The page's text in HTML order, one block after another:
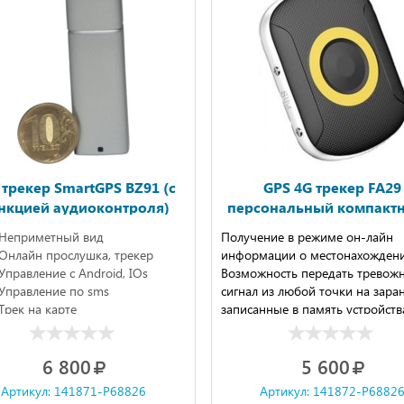
трекер SmartGPS BZ91 (с
аудиоконтроля)
вид
прослушка, трекер
с Android, IOs
по sms
на карте
6 800
Артикул: 141871-P68826
GPS 4G трекер FA29
персональный
телефона
Получение в режиме он-лайн
информации о
Возможность передать
сигнал из любой точки на
записанные в память
номера мобильных телефонов
5 600
Артикул: 141872-